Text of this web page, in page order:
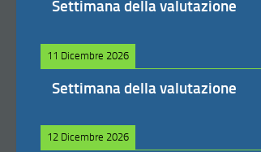
Settimana della valutazione
11 Dicembre 2026
Settimana della valutazione
12 Dicembre 2026